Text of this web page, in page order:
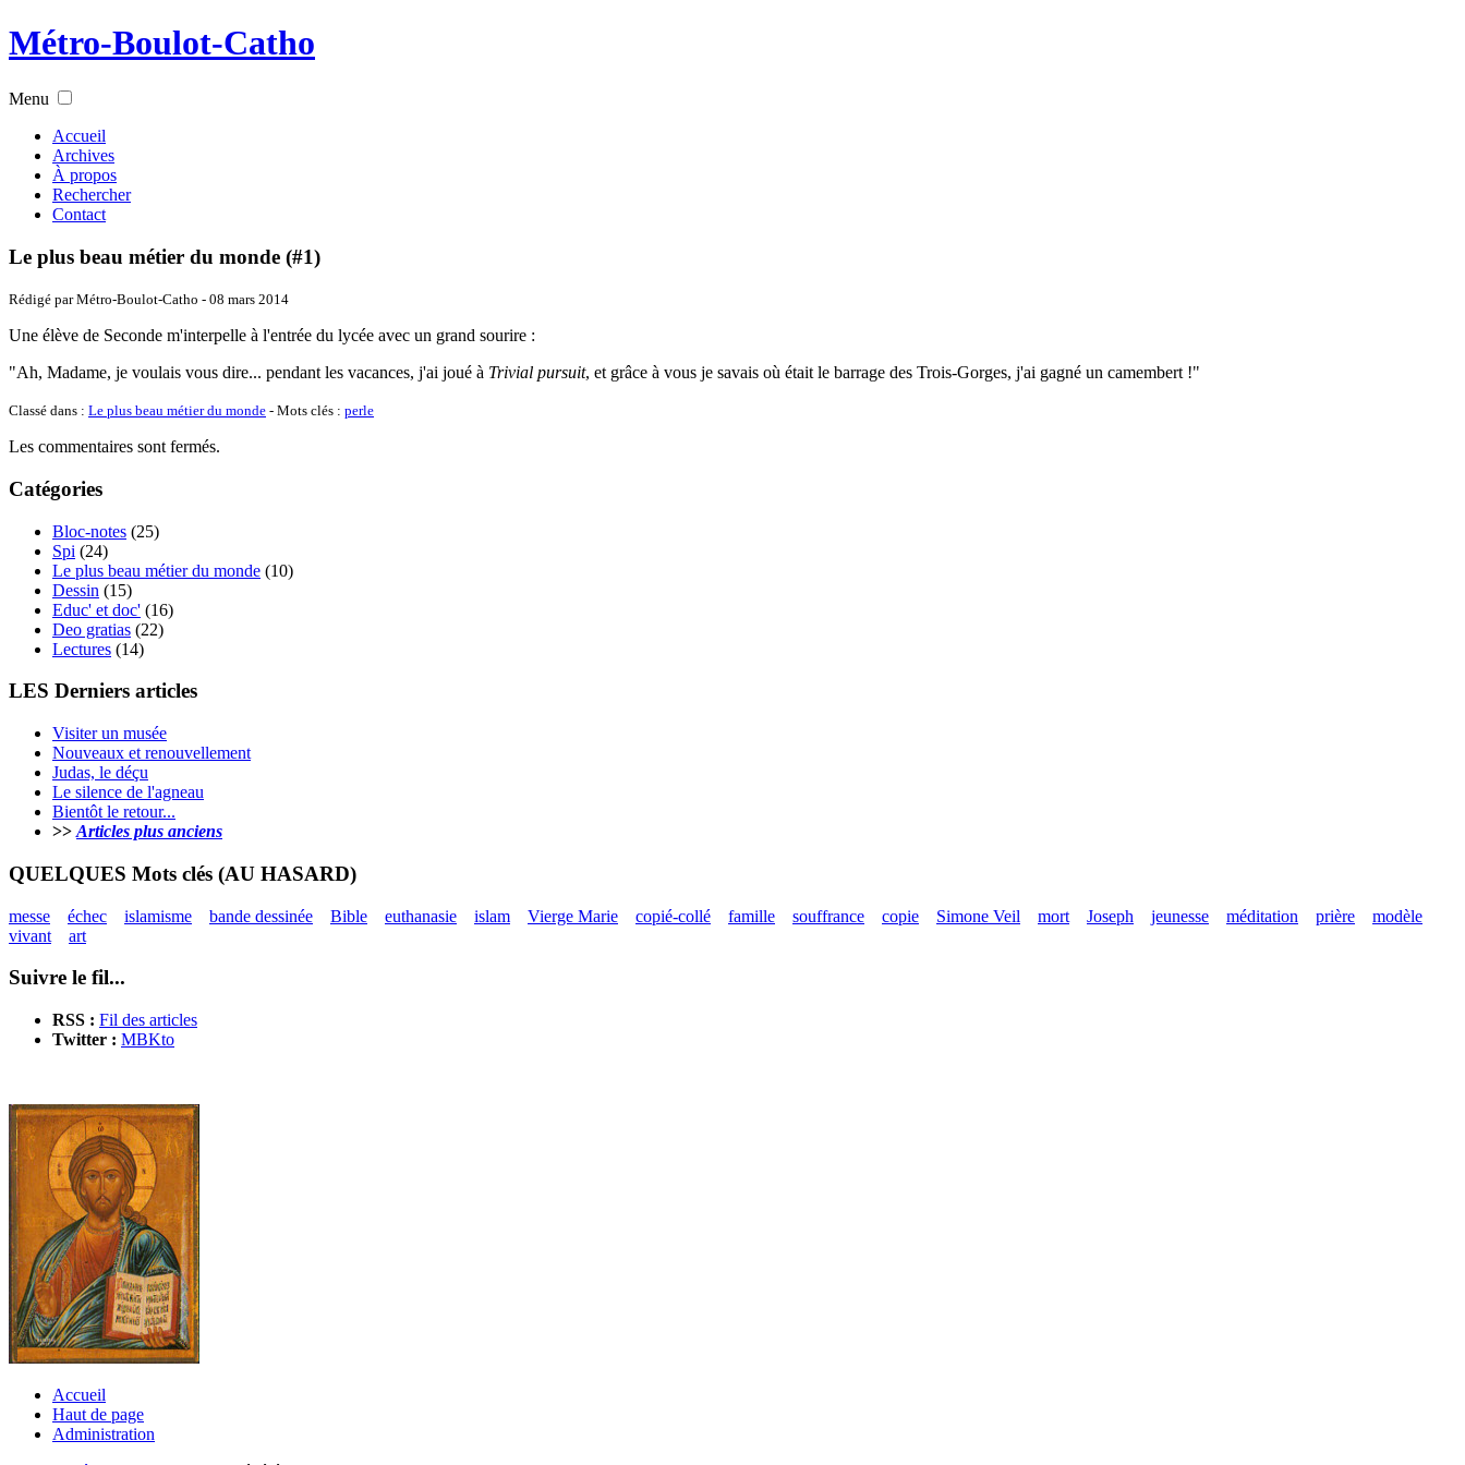
Métro-Boulot-Catho
Menu
Accueil
Archives
À propos
Rechercher
Contact
Le plus beau métier du monde (#1)
Rédigé par Métro-Boulot-Catho - 08 mars 2014
Une élève de Seconde m'interpelle à l'entrée du lycée avec un grand sourire :
"Ah, Madame, je voulais vous dire... pendant les vacances, j'ai joué à Trivial pursuit, et grâce à vous je savais où était le barrage des Trois-Gorges, j'ai gagné un camembert !"
Classé dans : Le plus beau métier du monde - Mots clés : perle
Les commentaires sont fermés.
Catégories
Bloc-notes (25)
Spi (24)
Le plus beau métier du monde (10)
Dessin (15)
Educ' et doc' (16)
Deo gratias (22)
Lectures (14)
LES Derniers articles
Visiter un musée
Nouveaux et renouvellement
Judas, le déçu
Le silence de l'agneau
Bientôt le retour...
>> Articles plus anciens
QUELQUES Mots clés (AU HASARD)
messe échec islamisme bande dessinée Bible euthanasie islam Vierge Marie copié-collé famille souffrance copie Simone Veil mort Joseph jeunesse méditation prière
modèle
vivant
art
Suivre le fil...
RSS : Fil des articles
Twitter : MBKto
Accueil
Haut de page
Administration